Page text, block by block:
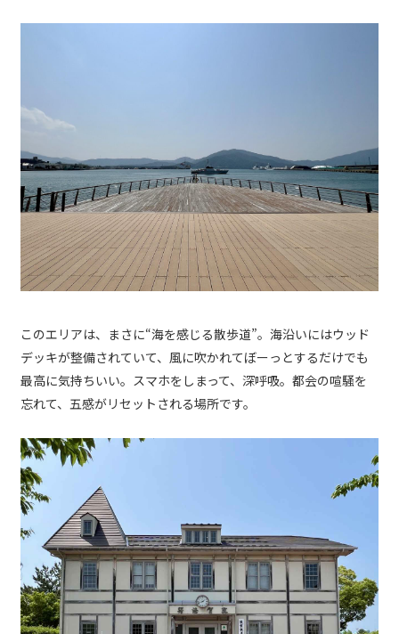
このエリアは、まさに“海を感じる散歩道”。海沿いにはウッド
デッキが整備されていて、風に吹かれてぼーっとするだけでも
最高に気持ちいい。スマホをしまって、深呼吸。都会の喧騒を
忘れて、五感がリセットされる場所です。